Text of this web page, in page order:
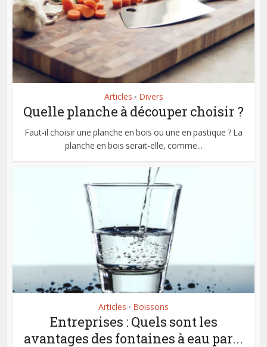
Articles • Divers
Quelle planche à découper choisir ?
Faut-il choisir une planche en bois ou une en pastique ? La
planche en bois serait-elle, comme...
Articles • Boissons
Entreprises : Quels sont les
avantages des fontaines à eau par...